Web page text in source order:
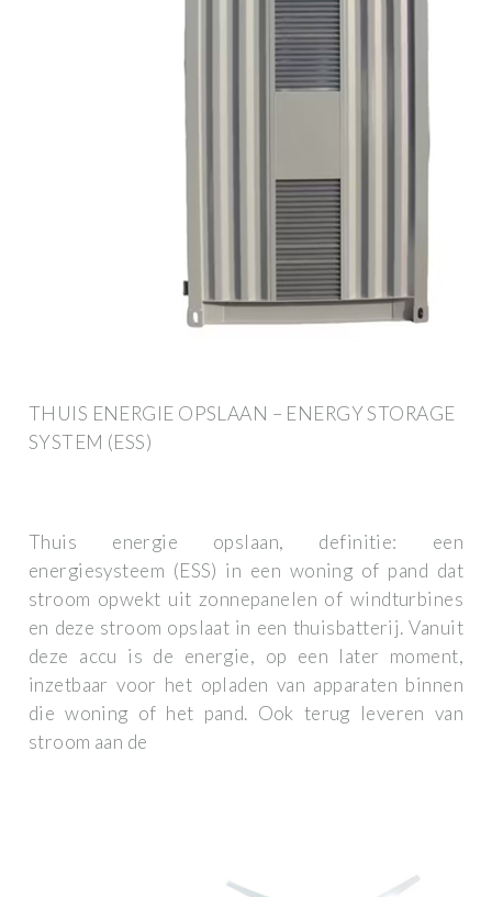
THUIS ENERGIE OPSLAAN – ENERGY STORAGE
SYSTEM (ESS)
Thuis energie opslaan, definitie: een
energiesysteem (ESS) in een woning of pand dat
stroom opwekt uit zonnepanelen of windturbines
en deze stroom opslaat in een thuisbatterij. Vanuit
deze accu is de energie, op een later moment,
inzetbaar voor het opladen van apparaten binnen
die woning of het pand. Ook terug leveren van
stroom aan de